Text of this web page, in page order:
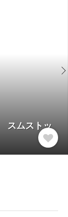
スムストッ